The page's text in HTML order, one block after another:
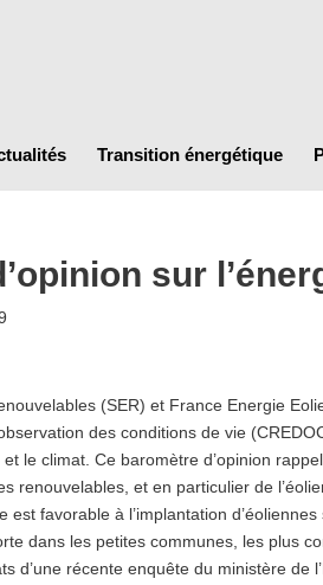
Transition énergétique
sur
(SER) et France Energie
des conditions de vie
le climat. Ce baromètre d’opinion
renouvelables, et en particulier de
est favorable à l’implantation
dans les petites communes, les plus
d’une récente enquête du ministère de